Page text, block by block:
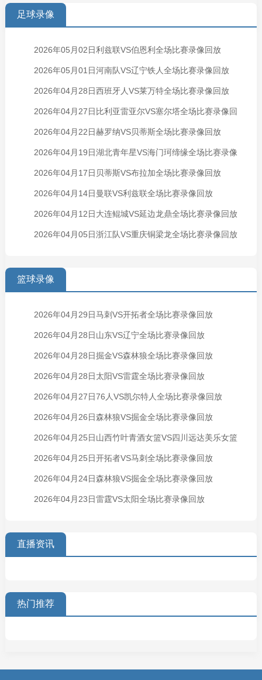
足球录像
2026年05月02日利兹联VS伯恩利全场比赛录像回放
2026年05月01日河南队VS辽宁铁人全场比赛录像回放
2026年04月28日西班牙人VS莱万特全场比赛录像回放
2026年04月27日比利亚雷亚尔VS塞尔塔全场比赛录像回
放
2026年04月22日赫罗纳VS贝蒂斯全场比赛录像回放
2026年04月19日湖北青年星VS海门珂缔缘全场比赛录像
回放
2026年04月17日贝蒂斯VS布拉加全场比赛录像回放
2026年04月14日曼联VS利兹联全场比赛录像回放
2026年04月12日大连鲲城VS延边龙鼎全场比赛录像回放
2026年04月05日浙江队VS重庆铜梁龙全场比赛录像回放
篮球录像
2026年04月29日马刺VS开拓者全场比赛录像回放
2026年04月28日山东VS辽宁全场比赛录像回放
2026年04月28日掘金VS森林狼全场比赛录像回放
2026年04月28日太阳VS雷霆全场比赛录像回放
2026年04月27日76人VS凯尔特人全场比赛录像回放
2026年04月26日森林狼VS掘金全场比赛录像回放
2026年04月25日山西竹叶青酒女篮VS四川远达美乐女篮
全场比赛录像回放
2026年04月25日开拓者VS马刺全场比赛录像回放
2026年04月24日森林狼VS掘金全场比赛录像回放
2026年04月23日雷霆VS太阳全场比赛录像回放
直播资讯
热门推荐